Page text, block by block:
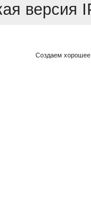
версия
Создаем